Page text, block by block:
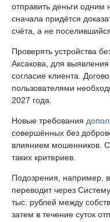
отправить деньги одним
сначала придётся
счёта, а не
Проверять устройства
Аксакова, для
согласие клиента.
пользователями
2027 года.
Новые требования
совершённых без
влиянием мошенников. С
таких критериев.
Подозрения, например,
переводит через
тыс. рублей между
затем в течение суток